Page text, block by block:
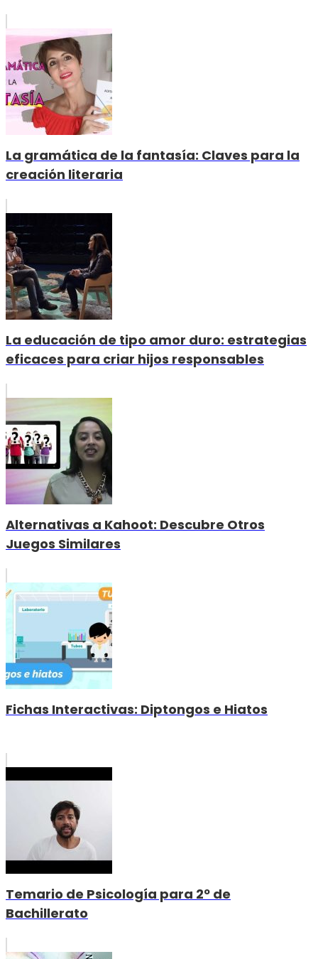
La gramática de la fantasía: Claves para la
creación literaria
La educación de tipo amor duro: estrategias
eficaces para criar hijos responsables
Alternativas a Kahoot: Descubre Otros
Juegos Similares
Fichas Interactivas: Diptongos e Hiatos
Temario de Psicología para 2º de
Bachillerato